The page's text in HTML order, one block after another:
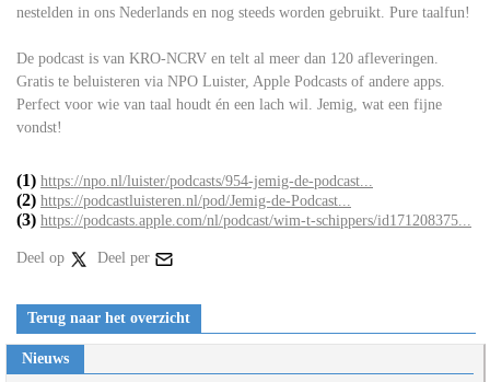
nestelden in ons Nederlands en nog steeds worden gebruikt. Pure taalfun!
De podcast is van KRO-NCRV en telt al meer dan 120 afleveringen.
Gratis te beluisteren via NPO Luister, Apple Podcasts of andere apps.
Perfect voor wie van taal houdt én een lach wil. Jemig, wat een fijne
vondst!
(1) https://npo.nl/luister/podcasts/954-jemig-de-podcast...
(2) https://podcastluisteren.nl/pod/Jemig-de-Podcast...
(3) https://podcasts.apple.com/nl/podcast/wim-t-schippers/id171208375...
Deel op Deel per
Terug naar het overzicht
Nieuws